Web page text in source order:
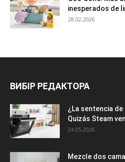
inesperados de
28.02.2026
ВИБІР РЕДАКТОРА
¿La sentencia
Quizás Steam
24.05.2026
Mezcle dos